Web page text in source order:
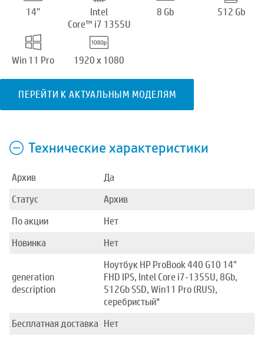
14”
Intel
Core™ i7 1355U
8 Gb 512 Gb
Win 11 Pro 1920 x 1080
ПЕРЕЙТИ К АКТУАЛЬНЫМ МОДЕЛЯМ
Технические характеристики
Архив
Да
Статус
Архив
По акции
Нет
Новинка
Нет
generation
description
Ноутбук HP ProBook 440 G10 14"
FHD IPS, Intel Core i7-1355U, 8Gb,
512Gb SSD, Win11 Pro (RUS),
серебристый*
Бесплатная доставка Нет